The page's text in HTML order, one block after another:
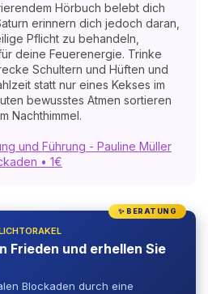
Hörbuch belebt dich
erinnern dich jedoch daran,
Pflicht zu behandeln,
deine Feuerenergie. Trinke
Schultern und Hüften und
statt nur eines Kekses im
bewusstes Atmen sortieren
Nachthimmel.
und Führung - Pauline Müller
• 1€
✨ BERATUNG
Frieden und erhellen Sie
Blockaden durch eine